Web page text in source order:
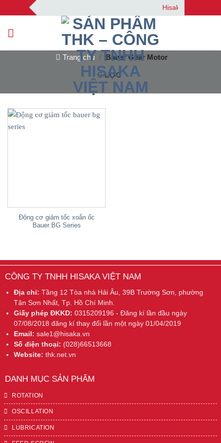
qua
nội
Hisaka | Your
Trang chủ / Bauer Gear Motor
LỌC
Động cơ giảm tốc xoắn ốc
Bauer BG Series
CÔNG TY TNHH HISAKA VIỆT NAM
Địa chỉ: Tầng 12 Tòa nhà Hải Âu, 39B Trường Sơn, phường
Tân Sơn Nhất, Tp. Hồ Chí Minh.
Giấy phép ĐKKD: 0315209196 - Đăng kí lần đầu ngày
07/08/2018 đăng kí thay đổi lần một ngày 01/04/2019
Email: sale1@hisaka.vn
Số điện thoại: (028)66513668
Website: thk.net.vn
DANH MỤC SẢN PHẨM
ROTATION
OSCILLATION
LUBRICATION